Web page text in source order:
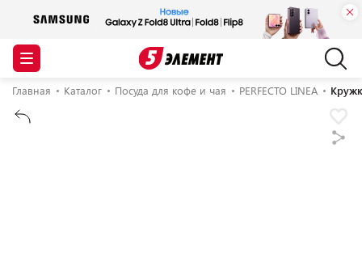
Главная Каталог Посуда для кофе и чая PERFECTO LINEA